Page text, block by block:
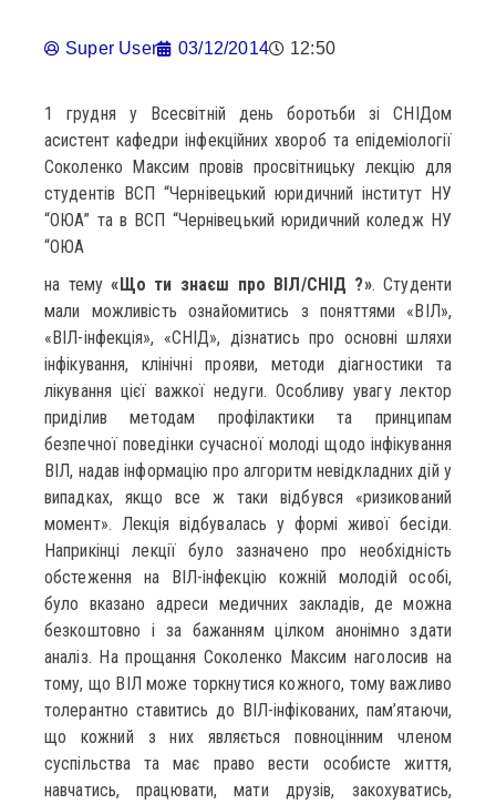
Super User 03/12/2014 12:50
1 грудня у Всесвітній день боротьби зі СНІДом
асистент кафедри інфекційних хвороб та епідеміології
Соколенко Максим провів просвітницьку лекцію для
студентів ВСП “Чернівецький юридичний інститут НУ
“ОЮА” та в ВСП “Чернівецький юридичний коледж НУ
“ОЮА
на тему«Що ти знаєш про ВІЛ/СНІД ?». Студенти
мали можливість ознайомитись з поняттями «ВІЛ»,
«ВІЛ-інфекція», «СНІД», дізнатись про основні шляхи
інфікування, клінічні прояви, методи діагностики та
лікування цієї важкої недуги. Особливу увагу лектор
приділив методам профілактики та принципам
безпечної поведінки сучасної молоді щодо інфікування
ВІЛ, надав інформацію про алгоритм невідкладних дій у
випадках, якщо все ж таки відбувся «ризикований
момент». Лекція відбувалась у формі живої бесіди.
Наприкінці лекції було зазначено про необхідність
обстеження на ВІЛ-інфекцію кожній молодій особі,
було вказано адреси медичних закладів, де можна
безкоштовно і за бажанням цілком анонімно здати
аналіз. На прощання Соколенко Максим наголосив на
тому, що ВІЛ може торкнутися кожного, тому важливо
толерантно ставитись до ВІЛ-інфікованих, пам’ятаючи,
що кожний з них являється повноцінним членом
суспільства та має право вести особисте життя,
навчатись, працювати, мати друзів, закохуватись,